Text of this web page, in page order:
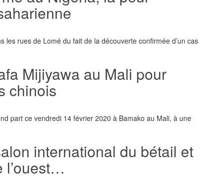
rues de Lomé du fait de la découverte confirmée d’un cas
Mijiyawa au Mali pour
chinois
part ce vendredi 14 février 2020 à Bamako au Mali, à une
international du bétail et
l’ouest…